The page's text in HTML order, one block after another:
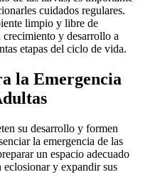
cuidados regulares.
limpio y libre de
y desarrollo a
etapas del ciclo de vida.
la Emergencia
su desarrollo y formen
la emergencia de las
un espacio adecuado
eclosionar y expandir sus